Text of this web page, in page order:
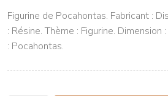
Figurine de Pocahontas. Fabricant :
: Résine. Thème : Figurine. Dimension
: Pocahontas.